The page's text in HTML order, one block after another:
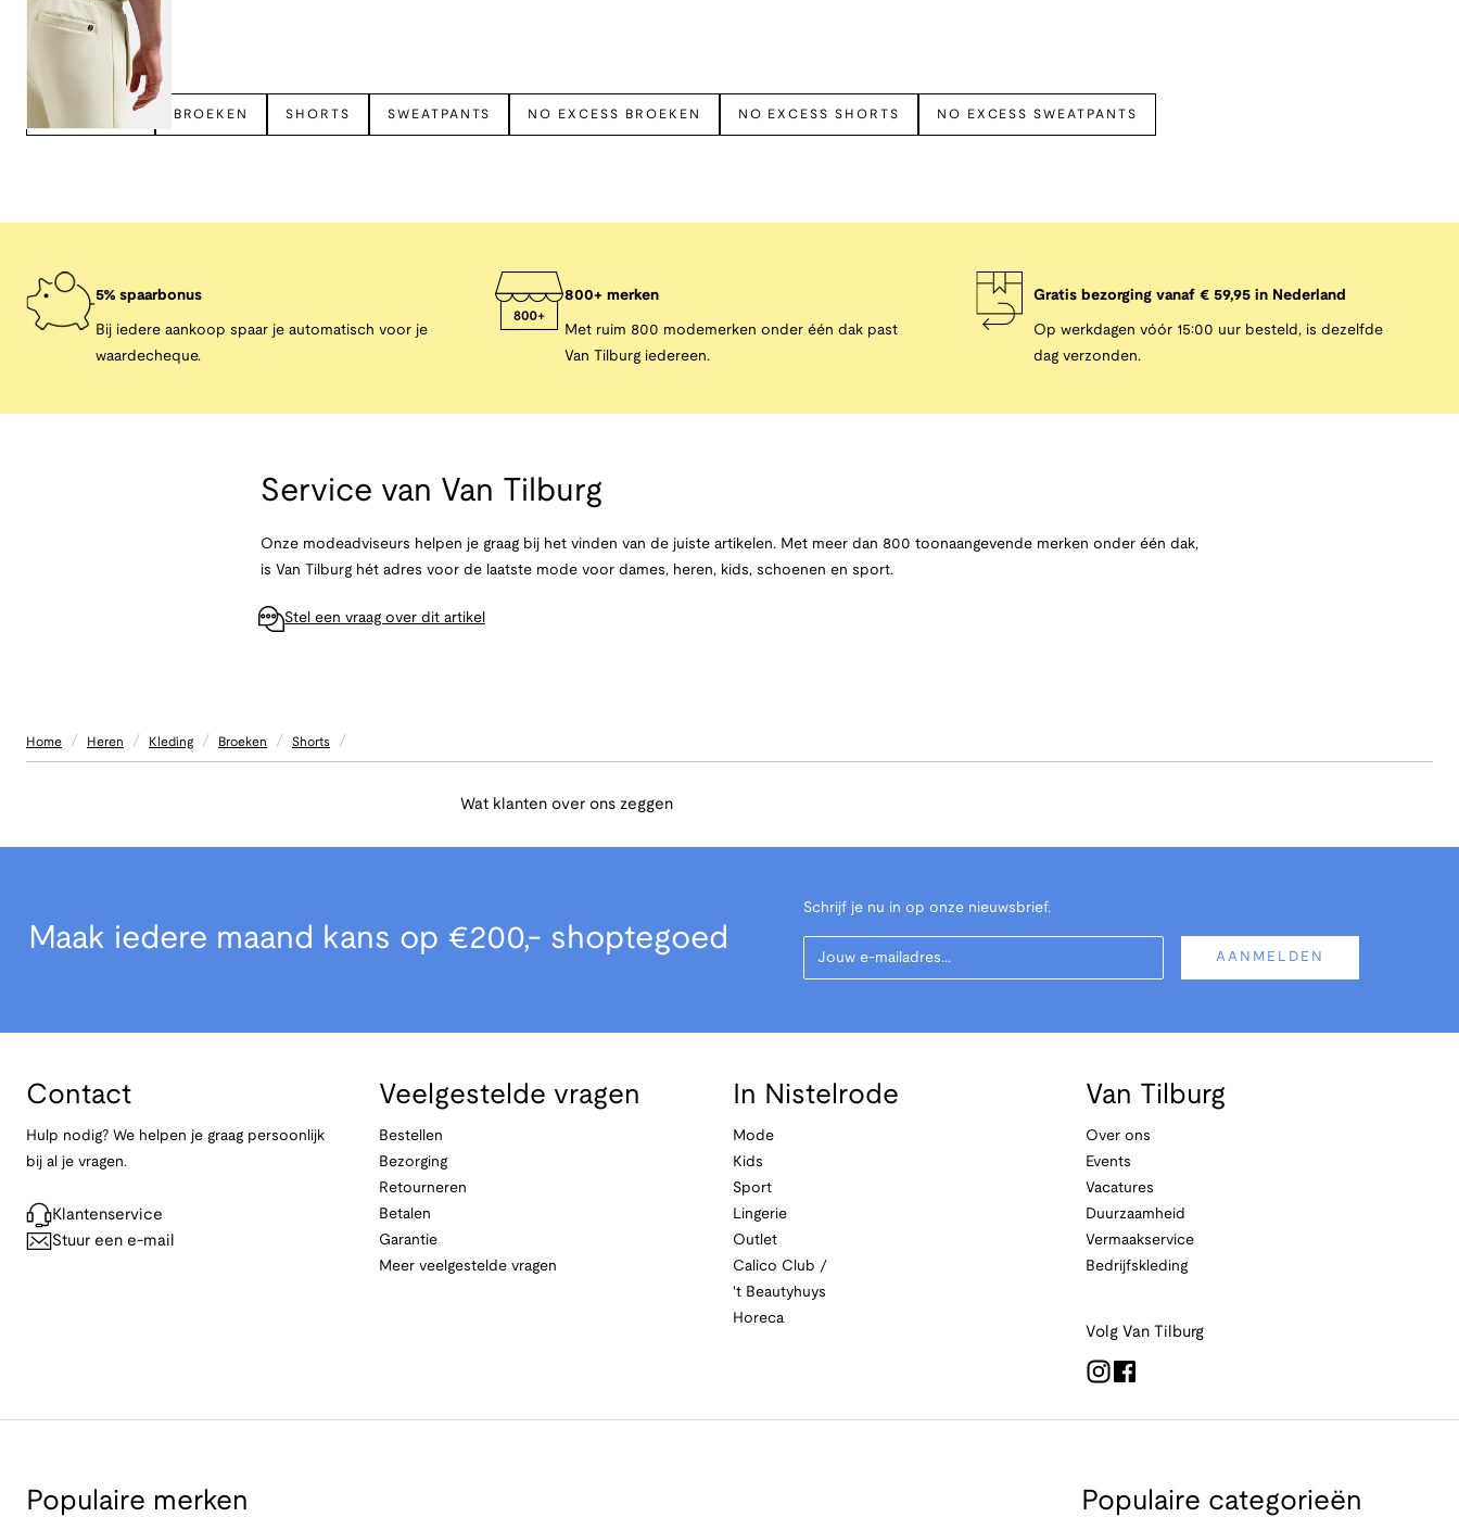
Bekijk meer
NO EXCESS BROEKEN SHORTS SWEATPANTS NO EXCESS BROEKEN NO EXCESS SHORTS NO EXCESS SWEATPANTS
5% spaarbonus
Bij iedere aankoop spaar je automatisch voor je
waardecheque.
800+ merken
Met ruim 800 modemerken onder één dak past
Van Tilburg iedereen.
Gratis bezorging vanaf € 59,95 in Nederland
Op werkdagen vóór 15:00 uur besteld, is dezelfde
dag verzonden.
Service van Van Tilburg
Onze modeadviseurs helpen je graag bij het vinden van de juiste artikelen. Met meer dan 800 toonaangevende merken onder één dak,
is Van Tilburg hét adres voor de laatste mode voor dames, heren, kids, schoenen en sport.
Stel een vraag over dit artikel
Home / Heren / Kleding / Broeken / Shorts /
Wat klanten over ons zeggen
Maak iedere maand kans op €200,- shoptegoed
Schrijf je nu in op onze nieuwsbrief.
Your Email
AANMELDEN
Contact
Hulp nodig? We helpen je graag persoonlijk
bij al je vragen.
Klantenservice
Stuur een e-mail
Veelgestelde vragen
Bestellen
Bezorging
Retourneren
Betalen
Garantie
Meer veelgestelde vragen
In Nistelrode
Mode
Kids
Sport
Lingerie
Outlet
Calico Club /
't Beautyhuys
Horeca
Van Tilburg
Over ons
Events
Vacatures
Duurzaamheid
Vermaakservice
Bedrijfskleding
Volg Van Tilburg
Populaire merken Populaire categorieën